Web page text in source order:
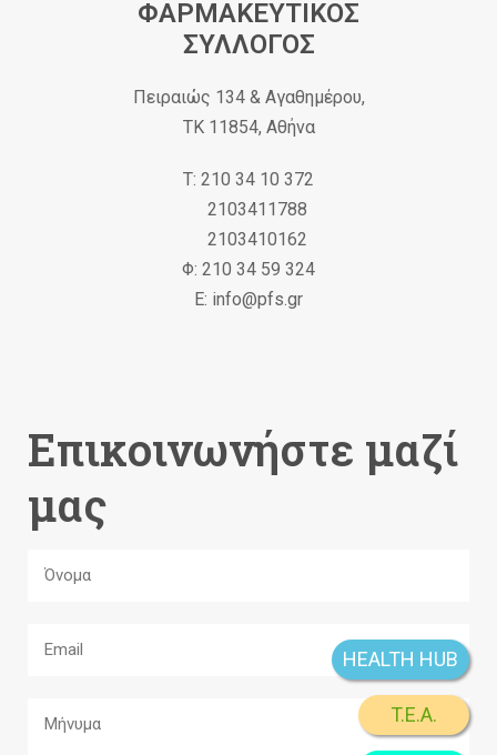
ΦΑΡΜΑΚΕΥΤΙΚΟΣ
ΣΥΛΛΟΓΟΣ
Πειραιώς 134 & Αγαθημέρου,
ΤΚ 11854, Αθήνα
Τ: 210 34 10 372
2103411788
2103410162
Φ: 210 34 59 324
Ε: info@pfs.gr
Επικοινωνήστε μαζί
μας
T.E.A.
HEALTH HUB